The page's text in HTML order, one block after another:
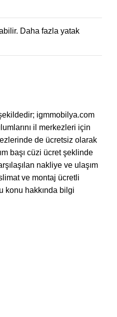
Daha fazla yatak
igmmobilya.com
il merkezleri için
de ücretsiz olarak
başı cüzi ücret şeklinde
nakliye ve ulaşım
ve montaj ücretli
konu hakkında bilgi